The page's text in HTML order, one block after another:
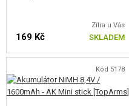
Zítra u Vás
169 Kč SKLADEM
Kód 5178